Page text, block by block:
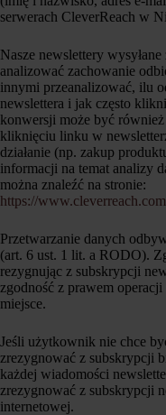
serwerach CleverReach w
Nasze newslettery
analizować zachowanie
innymi przeanalizować, ilu
newslettera i jak często
konwersji może być
kliknięciu linku w
działanie (np. zakup
informacji na temat analizy
można znaleźć na stronie:
https://
Przetwarzanie danych
(art. 6 ust. 1 lit. a RODO).
rezygnując z subskrypcji
zgodność z prawem
miejsce.
Jeśli użytkownik nie chce
zrezygnować z subskrypcji
każdej wiadomości
zrezygnować z subskrypcji
internetowej.